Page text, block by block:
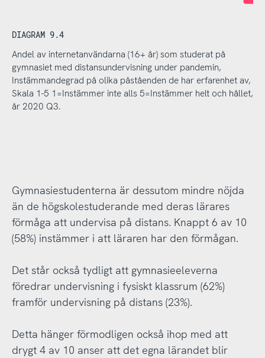
DIAGRAM 9.4
Andel av internetanvändarna (16+ år) som studerat på
gymnasiet med distansundervisning under pandemin,
Instämmandegrad på olika påståenden de har erfarenhet av,
Skala 1-5 1=Instämmer inte alls 5=Instämmer helt och hållet,
år 2020 Q3.
Gymnasiestudenterna är dessutom mindre nöjda
än de högskolestuderande med deras lärares
förmåga att undervisa på distans. Knappt 6 av 10
(58%) instämmer i att läraren har den förmågan.
Det står också tydligt att gymnasieeleverna
föredrar undervisning i fysiskt klassrum (62%)
framför undervisning på distans (23%).
Detta hänger förmodligen också ihop med att
drygt 4 av 10 anser att det egna lärandet blir